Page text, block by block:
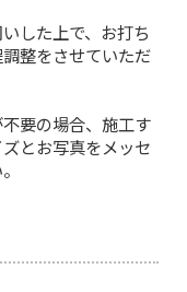
した上で、お打ち
整をさせていただ
要の場合、施工す
とお写真をメッセ